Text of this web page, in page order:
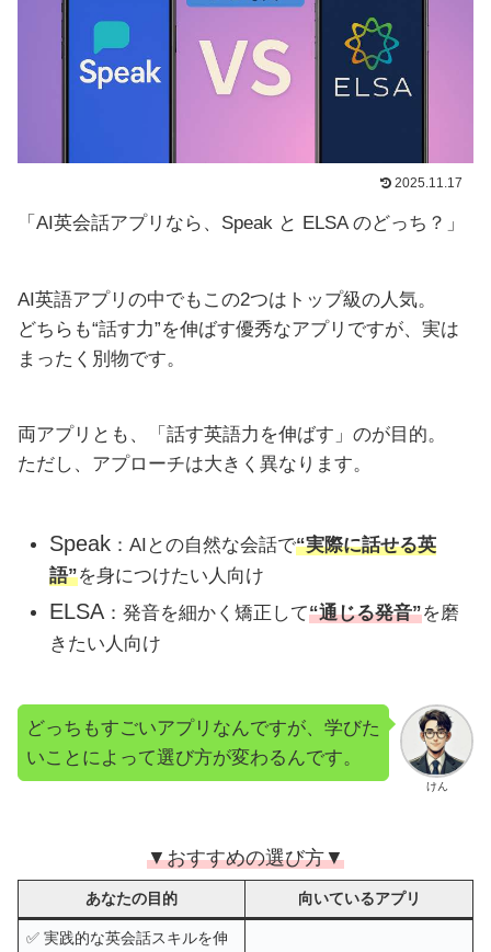
2025.11.17
「AI英会話アプリなら、Speak と ELSA のどっち？」
AI英語アプリの中でもこの2つはトップ級の人気。
どちらも“話す力”を伸ばす優秀なアプリですが、実は
まったく別物です。
両アプリとも、「話す英語力を伸ばす」のが目的。
ただし、アプローチは大きく異なります。
Speak ：AIとの自然な会話で“実際に話せる英
語”を身につけたい人向け
ELSA ：発音を細かく矯正して“通じる発音”を磨
きたい人向け
けん
どっちもすごいアプリなんですが、学びた
いことによって選び方が変わるんです。
▼おすすめの選び方▼
あなたの目的 向いているアプリ
✅ 実践的な英会話スキルを伸